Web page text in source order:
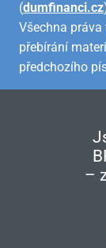
(dumfinanci.cz
Všechna
přebírání
předchozího
–